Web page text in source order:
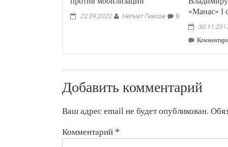
22.09.2022 Негмат Гиясов 0
«Манас» I
Добавить комментарий
Ваш адрес email не будет опубликован.
Комментарий *